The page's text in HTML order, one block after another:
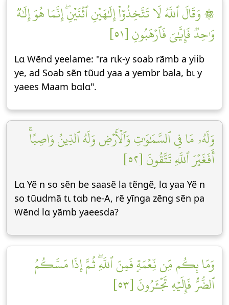
۞ وَقَالَ ٱللَّهُ لَا تَتَّخِذُوٓاْ إِلَٰهَيۡنِ ٱثۡنَيۡنِۖ إِنَّمَا هُوَ إِلَٰهٞ
وَٰحِدٞ فَإِيَّٰيَ فَٱرۡهَبُونِ [٥١]
Lɑ Wẽnd yeelame: "ra rɩk-y soab rãmb a yiib
ye, ad Soab sẽn tũud yaa a yembr bala, bɩ y
yaees Maam bɑlɑ".
وَلَهُۥ مَا فِي ٱلسَّمَٰوَٰتِ وَٱلۡأَرۡضِ وَلَهُ ٱلدِّينُ وَاصِبًاۚ
أَفَغَيۡرَ ٱللَّهِ تَتَّقُونَ [٥٢]
Lɑ Yẽ n so sẽn be saasẽ la tẽngẽ, lɑ yaa Yẽ n
so tũudmã tɩ tɑb ne-A, rẽ yĩnga zẽng sẽn pa
Wẽnd lɑ yãmb yaeesda?
وَمَا بِكُم مِّن نِّعۡمَةٖ فَمِنَ ٱللَّهِۖ ثُمَّ إِذَا مَسَّكُمُ
ٱلضُّرُّ فَإِلَيۡهِ تَجۡـَٔرُونَ [٥٣]